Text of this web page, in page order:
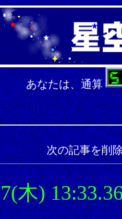
あなたは、通算
次の記事を削
木)